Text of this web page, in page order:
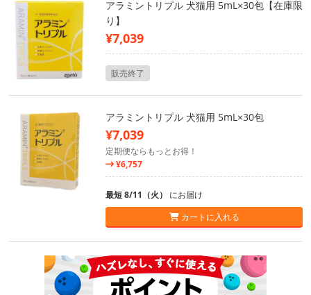
アラミントリプル 犬猫用 5mL×30包【在庫限
り】
¥7,039
販売終了
アラミントリプル 犬猫用 5mL×30包
¥7,039
定期便ならもっとお得！
¥6,757
最短 8/11（火） にお届け
カートに入れる